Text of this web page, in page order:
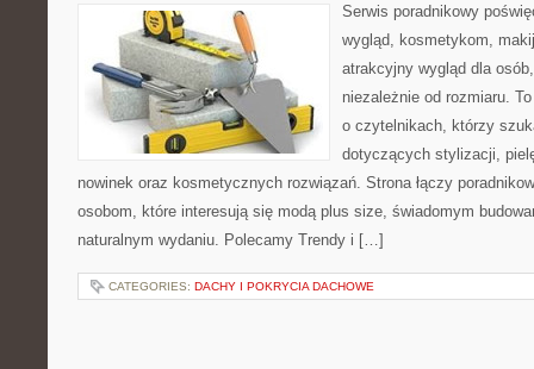
Serwis poradnikowy
wygląd, kosmetykom,
atrakcyjny wygląd dla
niezależnie od rozmiaru.
o czytelnikach, którzy
dotyczących stylizacji,
nowinek oraz kosmetycznych rozwiązań. Strona łączy
osobom, które interesują się modą plus size, świadomym
naturalnym wydaniu. Polecamy Trendy i […]
CATEGORIES: DACHY I POKRYCIA DACHOWE